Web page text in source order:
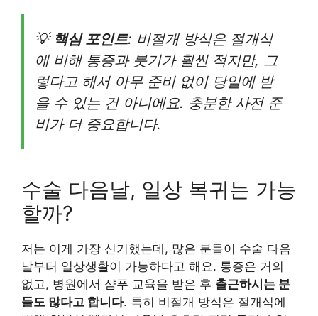
💡 핵심 포인트: 비절개 방식은 절개식
에 비해 통증과 붓기가 훨씬 적지만, 그
렇다고 해서 아무 준비 없이 당일에 받
을 수 있는 건 아니에요. 충분한 사전 준
비가 더 중요합니다.
수술 다음날, 일상 복귀는 가능
할까?
저는 이게 가장 신기했는데, 많은 분들이 수술 다음
날부터 일상생활이 가능하다고 해요. 통증은 거의
없고, 병원에서 샴푸 교육을 받은 후 출근하시는 분
들도 많다고 합니다. 특히 비절개 방식은 절개식에